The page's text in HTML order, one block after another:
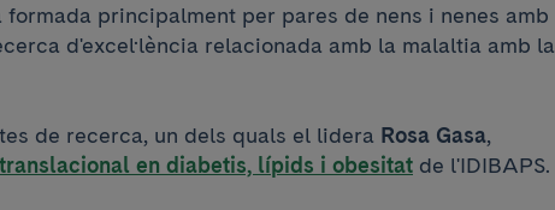
principalment per pares de nens i nenes amb
d'excel·lència relacionada amb la malaltia amb la
de recerca, un dels quals el lidera Rosa Gasa,
en diabetis, lípids i obesitat de l'IDIBAPS.